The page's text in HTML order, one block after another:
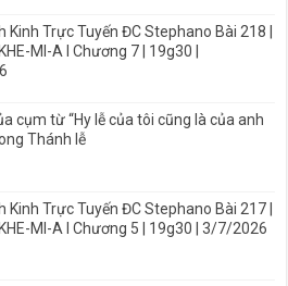
Kinh Trực Tuyến ĐC Stephano Bài 218 |
MI-A I Chương 7 | 19g30 |
cụm từ “Hy lễ của tôi cũng là của anh
Thánh lễ
Kinh Trực Tuyến ĐC Stephano Bài 217 |
MI-A I Chương 5 | 19g30 | 3/7/2026